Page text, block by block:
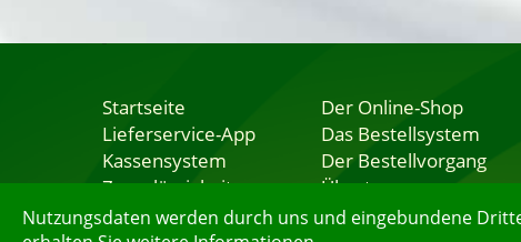
Nutzungsdaten werden durch uns und eingebundene
Startseite
Lieferservice-App
Kassensystem
Zuverlässigkeit
Sicherheit
Der Online-Shop
Das Bestellsystem
Der Bestellvorgang
Übertragung
Testshop